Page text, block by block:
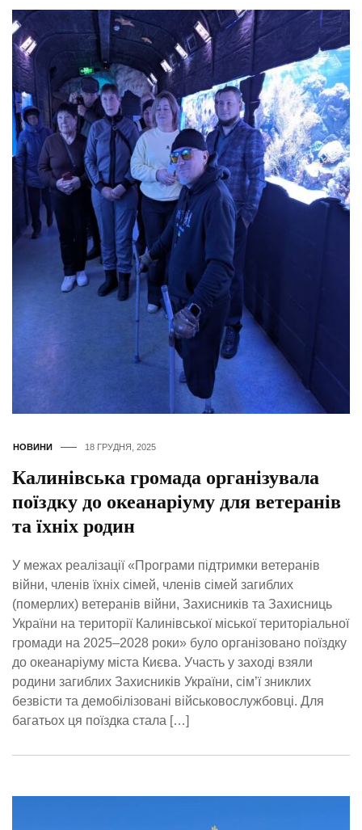
НОВИНИ 18 ГРУДНЯ, 2025
Калинівська громада організувала
поїздку до океанаріуму для ветеранів
та їхніх родин
У межах реалізації «Програми підтримки ветеранів
війни, членів їхніх сімей, членів сімей загиблих
(померлих) ветеранів війни, Захисників та Захисниць
України на території Калинівської міської територіальної
громади на 2025–2028 роки» було організовано поїздку
до океанаріуму міста Києва. Участь у заході взяли
родини загиблих Захисників України, сім’ї зниклих
безвісти та демобілізовані військовослужбовці. Для
багатьох ця поїздка стала […]